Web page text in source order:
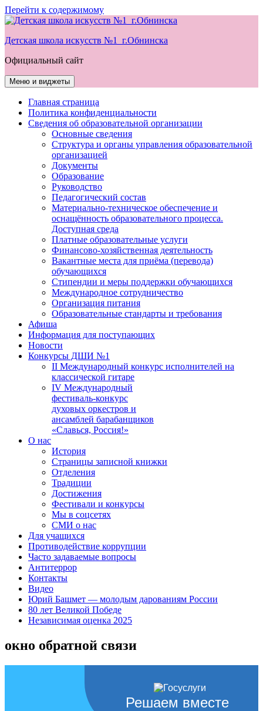
Перейти к содержимому
Детская школа искусств №1 г.Обнинска
Официальный сайт
Меню и виджеты
Главная страница
Политика конфиденциальности
Сведения об образовательной организации
Основные сведения
Структура и органы управления образовательной
организацией
Документы
Образование
Руководство
Педагогический состав
Материально-техническое обеспечение и
оснащённость образовательного процесса.
Доступная среда
Платные образовательные услуги
Финансово-хозяйственная деятельность
Вакантные места для приёма (перевода)
обучающихся
Стипендии и меры поддержки обучающихся
Международное сотрудничество
Организация питания
Образовательные стандарты и требования
Афиша
Информация для поступающих
Новости
Конкурсы ДШИ №1
II Международный конкурс исполнителей на
классической гитаре
IV Международный
фестиваль-конкурс
духовых оркестров и
ансамблей барабанщиков
«Славься, Россия!»
О нас
История
Страницы записной книжки
Отделения
Традиции
Достижения
Фестивали и конкурсы
Мы в соцсетях
СМИ о нас
Для учащихся
Противодействие коррупции
Часто задаваемые вопросы
Антитеррор
Контакты
Видео
Юрий Башмет — молодым дарованиям России
80 лет Великой Победе
Независимая оценка 2025
окно обратной связи
Решаем вместе